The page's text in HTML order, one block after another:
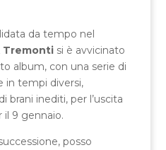
da tempo nel
Tremonti si è avvicinato
album, con una serie di
in tempi diversi,
inediti, per l’uscita
il 9 gennaio.
posso